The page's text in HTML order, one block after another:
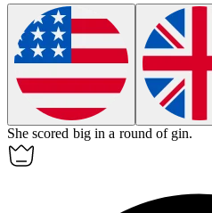
She scored big in a round of gin.